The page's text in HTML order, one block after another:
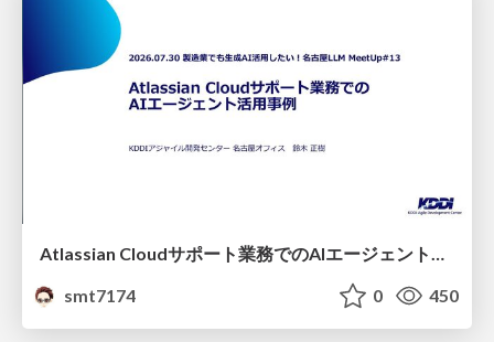
Atlassian Cloudサポート業務でのAIエージェント活用事例
smt7174
0 450